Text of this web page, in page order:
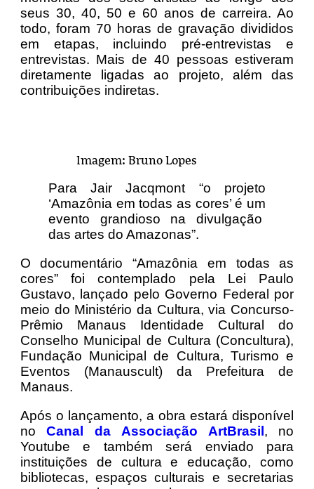
seus 30, 40, 50 e 60 anos de carreira. Ao
todo, foram 70 horas de gravação divididos
em etapas, incluindo pré-entrevistas e
entrevistas. Mais de 40 pessoas estiveram
diretamente ligadas ao projeto, além das
contribuições indiretas.
Imagem: Bruno Lopes
Para Jair Jacqmont “o projeto
‘Amazônia em todas as cores’ é um
evento grandioso na divulgação
das artes do Amazonas”.
O documentário “Amazônia em todas as
cores” foi contemplado pela Lei Paulo
Gustavo, lançado pelo Governo Federal por
meio do Ministério da Cultura, via Concurso-
Prêmio Manaus Identidade Cultural do
Conselho Municipal de Cultura (Concultura),
Fundação Municipal de Cultura, Turismo e
Eventos (Manauscult) da Prefeitura de
Manaus.
Após o lançamento, a obra estará disponível
noCanal da Associação ArtBrasil, no
Youtube e também será enviado para
instituições de cultura e educação, como
bibliotecas, espaços culturais e secretarias